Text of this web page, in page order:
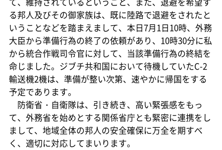
る邦人及びその御家族は、既に陸路で退避をされたと
いうことなどを踏まえまして、本日7月1日10時、外務
大臣から準備行為の終了の依頼があり、10時30分に私
から統合作戦司令官に対して、当該準備行為の終結を
命じました。ジブチ共和国において待機していたC-2
輸送機2機は、準備が整い次第、速やかに帰国をする
予定であります。
防衛省・自衛隊は、引き続き、高い緊張感をもっ
て、外務省を始めとする関係省庁とも緊密に連携をし
まして、地域全体の邦人の安全確保に万全を期すべ
く、適切に対応してまいります。